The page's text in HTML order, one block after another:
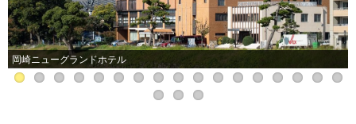
岡崎ニューグランドホテル